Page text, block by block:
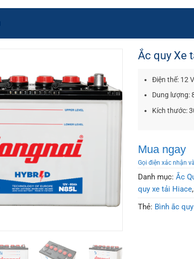
Ắc quy Xe
Điện thế: 12 V
Dung lượng:
Kích thước:
Mua ngay
Gọi điện xác nhận
Danh mục: Ắc
quy xe tải Hiace,
Thẻ: Bình ắc